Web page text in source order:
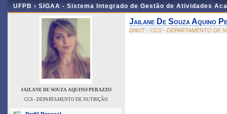
UFPB › SIGAA - Sistema Integrado de Gestão de Atividades
JAILANE DE SOUZA AQUINO PERAZZO
CCS - DEPARTAMENTO DE NUTRIÇÃO
Jailane De Souza Aquino
DNUT - CCS - DEPARTAMENTO DE